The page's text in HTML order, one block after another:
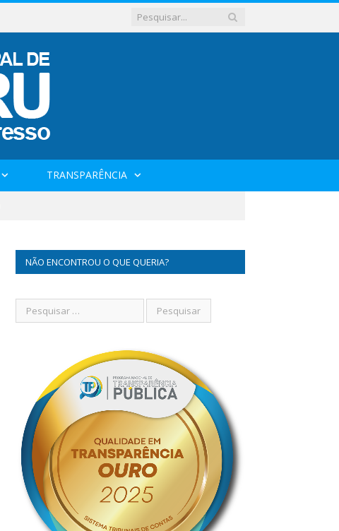
TRANSPARÊNCIA
NÃO ENCONTROU O QUE QUERIA?